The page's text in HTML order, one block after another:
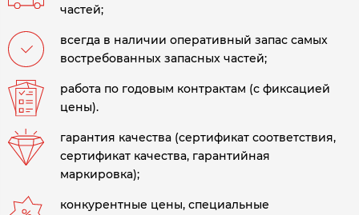
частей;
всегда в наличии оперативный запас самых
востребованных запасных частей;
работа по годовым контрактам (с фиксацией
цены).
гарантия качества (сертификат соответствия,
сертификат качества, гарантийная
маркировка);
конкурентные цены, специальные